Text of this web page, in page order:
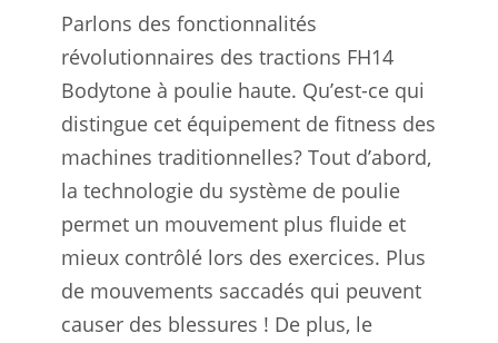
Parlons des fonctionnalités
révolutionnaires des tractions FH14
Bodytone à poulie haute. Qu’est-ce qui
distingue cet équipement de fitness des
machines traditionnelles? Tout d’abord,
la technologie du système de poulie
permet un mouvement plus fluide et
mieux contrôlé lors des exercices. Plus
de mouvements saccadés qui peuvent
causer des blessures ! De plus, le